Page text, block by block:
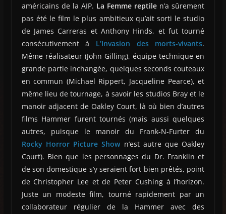
américains de la AIP. La Femme reptile n’a sûrement
pas été le film le plus ambitieux qu’ait sorti le studio
de James Carreras et Anthony Hinds, et fut tourné
consécutivement à L’Invasion des morts-vivants.
Même réalisateur (John Gilling), équipe technique en
grande partie inchangée, quelques seconds couteaux
en commun (Michael Rippert, Jacqueline Pearce), et
même lieu de tournage, à savoir les studios Bray et le
manoir adjacent de Oakley Court, là où bien d’autres
films Hammer furent tournés (mais aussi quelques
autres, puisque le manoir du Frank-N-Furter du
Rocky Horror Picture Show n’est autre que Oakley
Court). Bien que les personnages du Dr. Franklin et
de son domestique s’y seraient fort bien prêtés, point
de Christopher Lee et de Peter Cushing à l’horizon.
Juste un modeste film, tourné rapidement par un
collaborateur régulier de la Hammer avec des